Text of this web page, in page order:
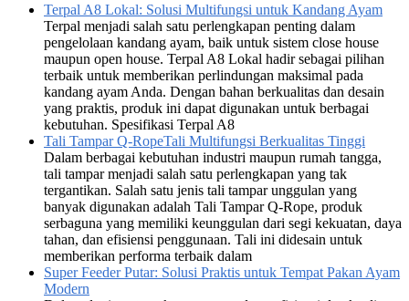
Terpal A8 Lokal: Solusi Multifungsi untuk Kandang Ayam
Terpal menjadi salah satu perlengkapan penting dalam
pengelolaan kandang ayam, baik untuk sistem close house
maupun open house. Terpal A8 Lokal hadir sebagai pilihan
terbaik untuk memberikan perlindungan maksimal pada
kandang ayam Anda. Dengan bahan berkualitas dan desain
yang praktis, produk ini dapat digunakan untuk berbagai
kebutuhan. Spesifikasi Terpal A8
Tali Tampar Q-RopeTali Multifungsi Berkualitas Tinggi
Dalam berbagai kebutuhan industri maupun rumah tangga,
tali tampar menjadi salah satu perlengkapan yang tak
tergantikan. Salah satu jenis tali tampar unggulan yang
banyak digunakan adalah Tali Tampar Q-Rope, produk
serbaguna yang memiliki keunggulan dari segi kekuatan, daya
tahan, dan efisiensi penggunaan. Tali ini didesain untuk
memberikan performa terbaik dalam
Super Feeder Putar: Solusi Praktis untuk Tempat Pakan Ayam
Modern